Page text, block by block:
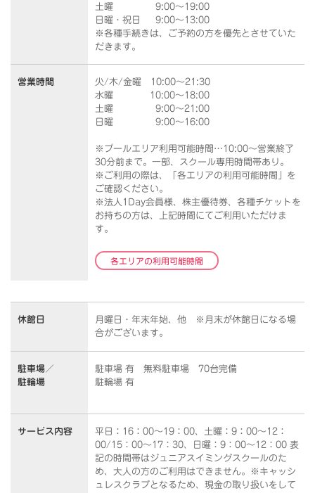
土曜 9:00～19:00
日曜・祝日 9:00～13:00
※各種手続きは、ご予約の方を優先とさせていた
だきます。
営業時間
火/木/金曜 10:00～21:30
水曜 10:00～18:00
土曜 9:00～21:00
日曜 9:00～16:00
※プールエリア利用可能時間…10:00～営業終了
30分前まで。一部、スクール専用時間帯あり。
※ご利用の際は、「各エリアの利用可能時間」を
ご確認ください。
※法人1Day会員様、株主優待券、各種チケットを
お持ちの方は、上記時間にてご利用いただけま
す。
各エリアの利用可能時間
休館日
月曜日・年末年始、他 ※月末が休館日になる場
合がございます。
駐車場／
駐輪場
駐車場 有 無料駐車場 70台完備
駐輪場 有
サービス内容
平日：16：00～19：00、土曜：9：00～12：
00/15：00～17：30、日曜：9：00～12：00 表
記の時間帯はジュニアスイミングスクールのた
め、大人の方のご利用はできません。※キャッシ
ュレスクラブとなるため、現金の取り扱いをして